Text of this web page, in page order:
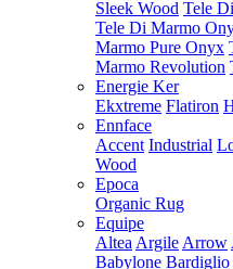
Sleek Wood Tele
Tele Di Marmo
Marmo Pure Onyx
Marmo Revolution
Energie Ker
Ekxtreme Flatiron
Ennface
Accent Industrial
Wood
Epoca
Organic Rug
Equipe
Altea Argile Arrow
Babylone Bardiglio